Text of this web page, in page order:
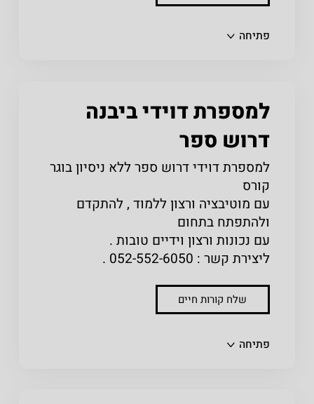
פתיחה
למספרת דוידי ביבנה
דרוש ספר
למספרת דוידי דרוש ספר ללא ניסיון בוגר
קורס
עם מוטיבציה ורצון ללמוד , להתקדם
ולהתפתח בתחום
עם נכונות ורצון וידיים טובות .
ליצירת קשר : 052-552-6050 .
שלח קורות חיים
פתיחה